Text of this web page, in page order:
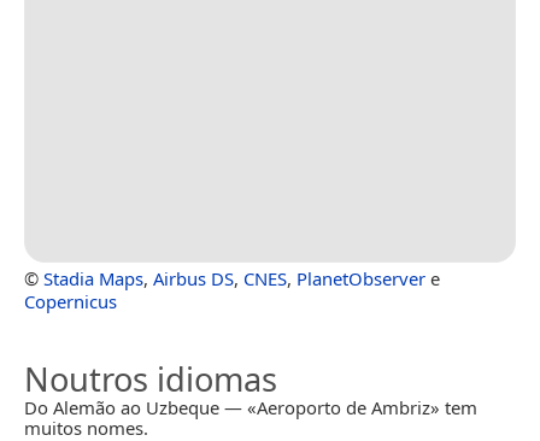
© Stadia Maps, Airbus DS, CNES, PlanetObserver e
Copernicus
Noutros idiomas
Do Alemão ao Uzbeque — «Aeroporto de Ambriz» tem
muitos nomes.